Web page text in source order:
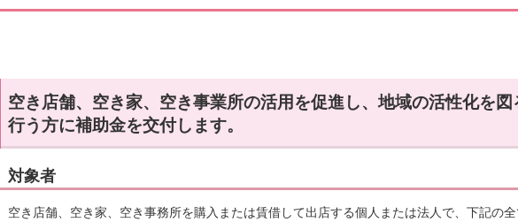
空き店舗、空き家、空き事業所の活用を促進し、地域の活性化を
行う方に補助金を交付します。
対象者
空き店舗、空き家、空き事務所を購入または賃借して出店する個人または法人で、下記の